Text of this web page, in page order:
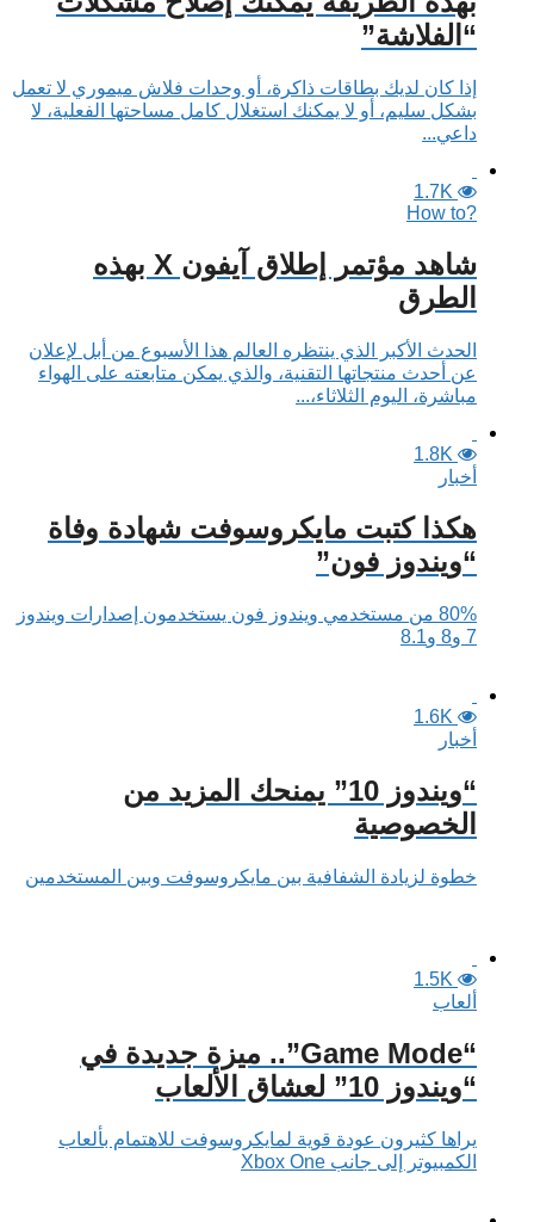
“الفلاشة”
إذا كان لديك بطاقات ذاكرة، أو وحدات فلاش ميموري لا تعمل
بشكل سليم، أو لا يمكنك استغلال كامل مساحتها الفعلية، لا
داعي...
1.7K
?How to
شاهد مؤتمر إطلاق آيفون X بهذه
الطرق
الحدث الأكبر الذي ينتظره العالم هذا الأسبوع من أبل لإعلان
عن أحدث منتجاتها التقنية، والذي يمكن متابعته على الهواء
مباشرة، اليوم الثلاثاء،...
1.8K
أخبار
هكذا كتبت مايكروسوفت شهادة وفاة
“ويندوز فون”
80% من مستخدمي ويندوز فون يستخدمون إصدارات ويندوز
7 و8 و8.1
1.6K
أخبار
“ويندوز 10” يمنحك المزيد من
الخصوصية
خطوة لزيادة الشفافية بين مايكروسوفت وبين المستخدمين
1.5K
ألعاب
“Game Mode”.. ميزة جديدة في
“ويندوز 10” لعشاق الألعاب
يراها كثيرون عودة قوية لمايكروسوفت للاهتمام بألعاب
الكمبيوتر إلى جانب Xbox One